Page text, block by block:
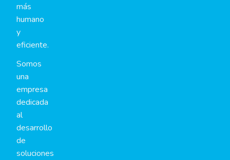
más
humano
y
eficiente.
Somos
una
empresa
dedicada
al
desarrollo
de
soluciones